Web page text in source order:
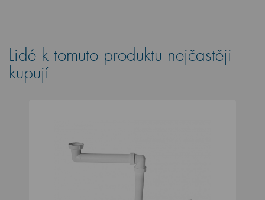
Lidé k tomuto produktu nejčastěji
kupují